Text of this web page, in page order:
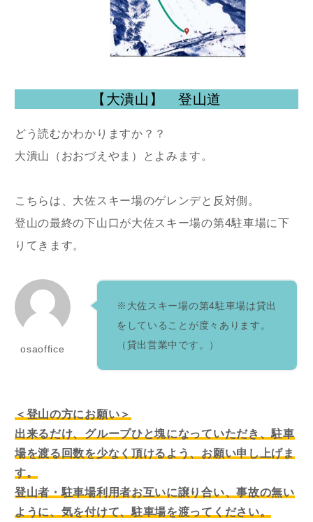
【大潰山】 登山道
どう読むかわかりますか？？
大潰山（おおづえやま）とよみます。
こちらは、大佐スキー場のゲレンデと反対側。
登山の最終の下山口が大佐スキー場の第4駐車場に下
りてきます。
osaoffice
※大佐スキー場の第4駐車場は貸出
をしていることが度々あります。
（貸出営業中です。）
＜登山の方にお願い＞
出来るだけ、グループひと塊になっていただき、駐車
場を渡る回数を少なく頂けるよう、お願い申し上げま
す。
登山者・駐車場利用者お互いに譲り合い、事故の無い
ように、気を付けて、駐車場を渡ってください。